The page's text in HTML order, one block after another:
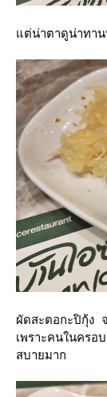
ต่น่าตาดูน่าทาน
ผัดสะตอกะปิกุ้ง
เพราะคนในครอ
สบายมาก